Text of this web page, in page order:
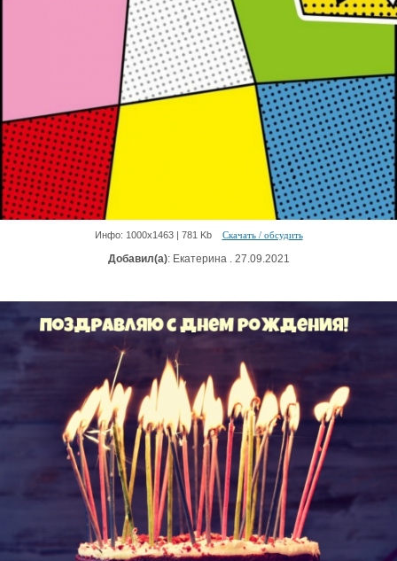
Инфо: 1000х1463 | 781 Kb Скачать / обсудить
Добавил(а): Екатерина . 27.09.2021